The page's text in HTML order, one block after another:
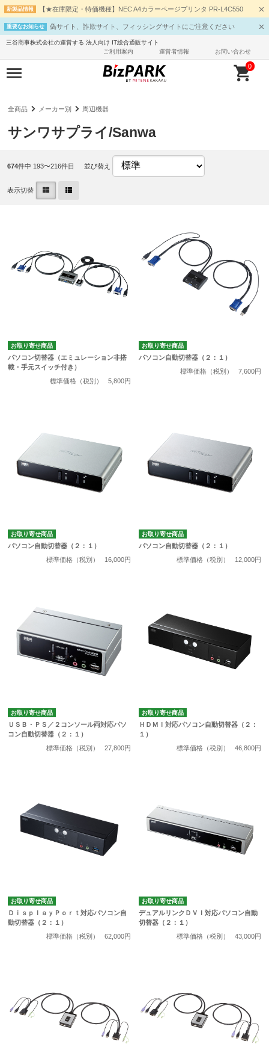
新製品情報 【★在庫限定・特価機種】NEC A4カラーページプリンタ PR-L4C550
重要なお知らせ 偽サイト、詐欺サイト、フィッシングサイトにご注意ください
三谷商事株式会社の運営する 法人向け IT総合通販サイト
ご利用案内
運営者情報 お問い合わせ
0
全商品 メーカー別 周辺機器
サンワサプライ/Sanwa
674件中 193〜216件目 並び替え
表示切替
お取り寄せ商品
パソコン切替器（エミュレーション非搭
載・手元スイッチ付き）
標準価格（税別）
5,800円
お取り寄せ商品
パソコン自動切替器（２：１）
標準価格（税別）
7,600円
お取り寄せ商品
パソコン自動切替器（２：１）
標準価格（税別）
16,000円
お取り寄せ商品
パソコン自動切替器（２：１）
標準価格（税別）
12,000円
お取り寄せ商品
ＵＳＢ・ＰＳ／２コンソール両対応パソ
コン自動切替器（２：１）
標準価格（税別）
27,800円
お取り寄せ商品
ＨＤＭＩ対応パソコン自動切替器（２：
１）
標準価格（税別）
46,800円
お取り寄せ商品
ＤｉｓｐｌａｙＰｏｒｔ対応パソコン自
動切替器（２：１）
標準価格（税別）
62,000円
お取り寄せ商品
デュアルリンクＤＶＩ対応パソコン自動
切替器（２：１）
標準価格（税別）
43,000円